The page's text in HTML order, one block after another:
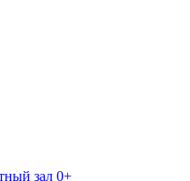
зал 0+